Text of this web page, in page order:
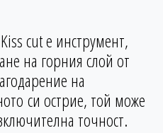
cut е инструмент,
на горния слой от
на
си острие, той може
точност.